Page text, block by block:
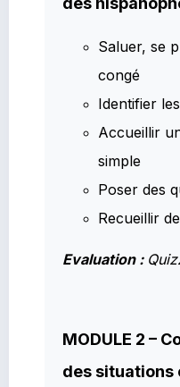
Saluer, se
congé
Identifier
Accueillir
simple
Poser des
Recueillir
Evaluation :
MODULE 2 –
des situations